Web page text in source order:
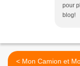
pour
blog!
< Mon Camion et Moi... Le